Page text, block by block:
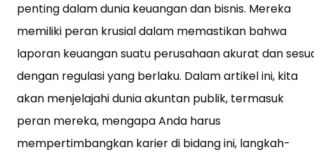
penting dalam dunia keuangan dan bisnis. Mereka
memiliki peran krusial dalam memastikan bahwa
laporan keuangan suatu perusahaan akurat dan
dengan regulasi yang berlaku. Dalam artikel ini, kita
akan menjelajahi dunia akuntan publik, termasuk
peran mereka, mengapa Anda harus
mempertimbangkan karier di bidang ini, langkah-